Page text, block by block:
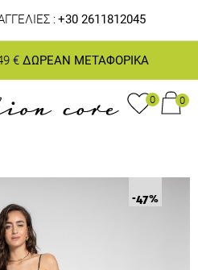
: +30 2611812045
€ΔΩΡΕΑΝ ΜΕΤΑΦΟΡΙΚΑ
0 0
-47%